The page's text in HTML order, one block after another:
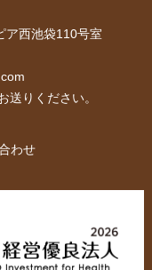
お客様の声
ア西池袋110号室
りください。
わせ